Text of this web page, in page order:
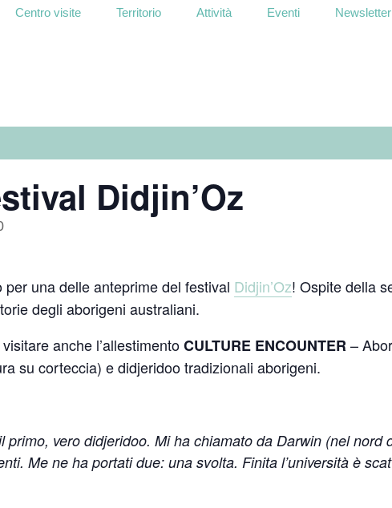
Centro visite Territorio Attività Eventi Newsletter
Didjin’Oz
una delle anteprime del festival Didjin’Oz! Ospite della
degli aborigeni australiani.
anche l’allestimentoCULTURE ENCOUNTER–
su corteccia) e didjeridoo tradizionali aborigeni.
vero didjeridoo. Mi ha chiamato da Darwin (nel nord
Me ne ha portati due: una svolta. Finita l’università è